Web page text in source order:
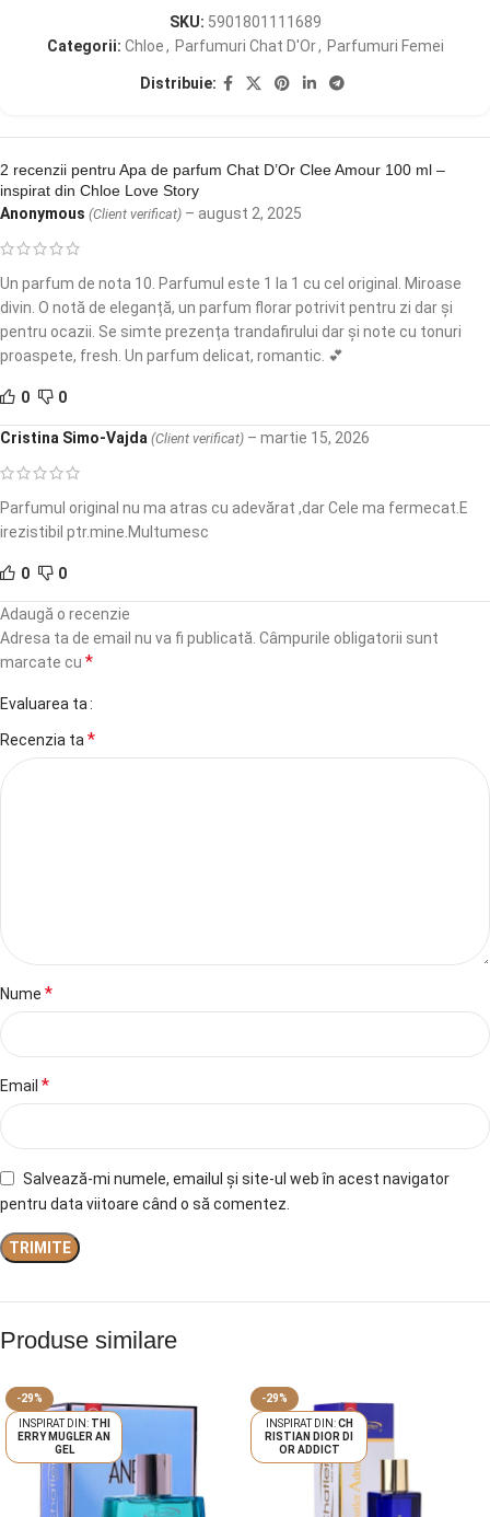
SKU: 5901801111689
Categorii: Chloe, Parfumuri Chat D'Or, Parfumuri Femei
Distribuie:
2 recenzii pentru Apa de parfum Chat D’Or Clee Amour 100 ml –
inspirat din Chloe Love Story
Anonymous (Client verificat) – august 2, 2025
Un parfum de nota 10. Parfumul este 1 la 1 cu cel original. Miroase
divin. O notă de eleganță, un parfum florar potrivit pentru zi dar și
pentru ocazii. Se simte prezența trandafirului dar și note cu tonuri
proaspete, fresh. Un parfum delicat, romantic. 💕
0 0
Cristina Simo-Vajda (Client verificat) – martie 15, 2026
Parfumul original nu ma atras cu adevărat ,dar Cele ma fermecat.E
irezistibil ptr.mine.Multumesc
0 0
Adaugă o recenzie
Adresa ta de email nu va fi publicată. Câmpurile obligatorii sunt
marcate cu *
Evaluarea ta
Recenzia ta *
Nume *
Email *
Salvează-mi numele, emailul și site-ul web în acest navigator
pentru data viitoare când o să comentez.
Produse similare
-29%
THI
ERRY MUGLER AN
GEL
-29%
CH
RISTIAN DIOR DI
OR ADDICT